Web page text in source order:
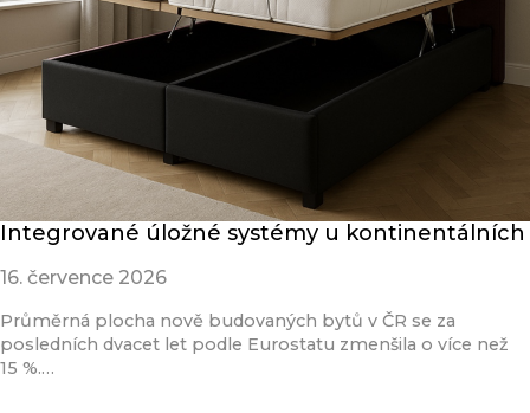
Integrované úložné systémy u kontinentálních
16. července 2026
Průměrná plocha nově budovaných bytů v ČR se za
posledních dvacet let podle Eurostatu zmenšila o více než
15 %.…